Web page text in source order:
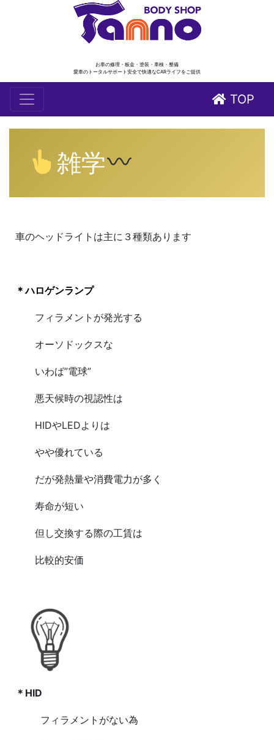
お車の修理・板金・塗装・車検・整備
愛車のトータルサポート安全で快適なCARライフをご提供
TOP
雑学
車のヘッドライトは主に３種類あります
＊ハロゲンランプ
フィラメントが発光する
オーソドックスな
いわば”電球”
悪天候時の視認性は
HIDやLEDよりは
やや優れている
だが発熱量や消費電力が多く
寿命が短い
但し交換する際の工賃は
比較的安価
＊HID
フィラメントがない為